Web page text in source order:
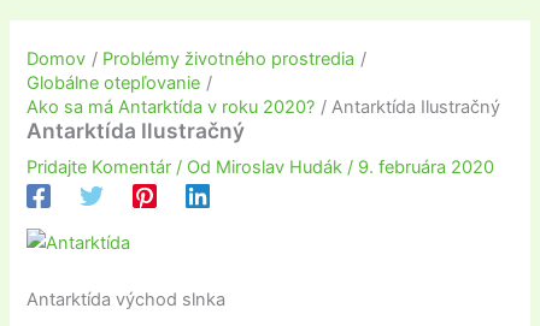
Domov
Problémy životného prostredia
Globálne otepľovanie
Ako sa má Antarktída v roku 2020?
Antarktída Ilustračný
Antarktída Ilustračný
Pridajte Komentár / Od Miroslav Hudák / 9. februára 2020
Antarktída východ slnka